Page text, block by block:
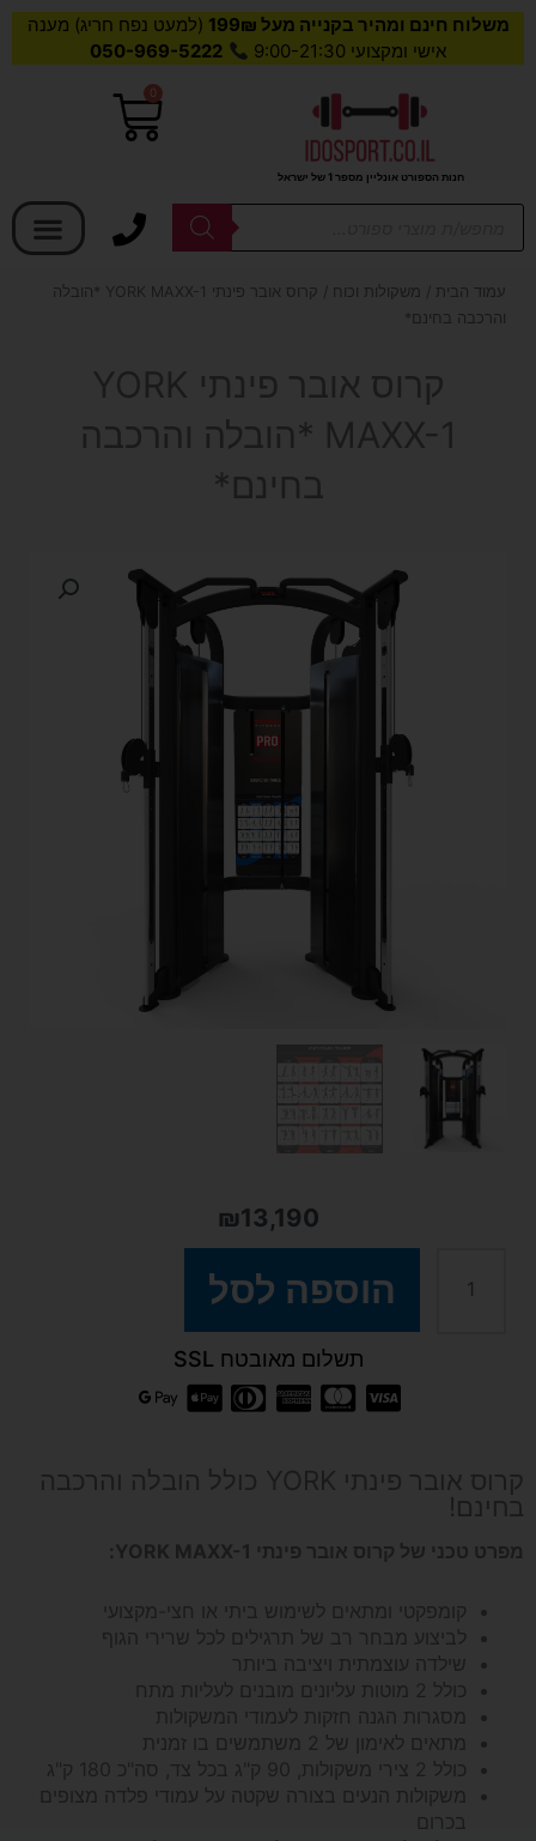
משלוח חינם ומהיר בקנייה מעל 199₪
(למעט נפח חריג) מענה
אישי ומקצועי 9:00-21:30
050-969-5222
חנות הספורט אונליין מספר 1 של ישראל
0
עגלת
Products
עמוד הבית / משקולות וכוח
/ קרוס אובר פינתי YORK MAXX-1 *הובלה
והרכבה בחינם*
קרוס אובר פינתי YORK
MAXX-1 *הובלה והרכבה
בחינם*
₪13,190
פינתי
MAXX-
*הובלה
והרכבה
הוספה לסל
תשלום מאובטח SSL
קרוס אובר פינתי YORK כולל הובלה והרכבה
בחינם!
מפרט טכני של קרוס אובר פינתי YORK MAXX-1:
קומפקטי ומתאים לשימוש ביתי או חצי-מקצועי
לביצוע מבחר רב של תרגילים לכל שרירי הגוף
שילדה עוצמתית ויציבה ביותר
כולל 2 מוטות עליונים מובנים לעליות מתח
מסגרות הגנה חזקות לעמודי המשקולות
מתאים לאימון של 2 משתמשים בו זמנית
כולל 2 צירי משקולות, 90 ק"ג בכל צד, סה"כ 180 ק"ג
משקולות הנעים בצורה שקטה על עמודי פלדה מצופים
בכרום